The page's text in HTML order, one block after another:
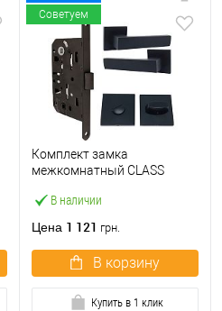
Советуем
В наличии
Комплект замка
межкомнатный CLASS
WC с ручками и воротком
Цена 1 121 грн.
В корзину
Купить в 1 клик